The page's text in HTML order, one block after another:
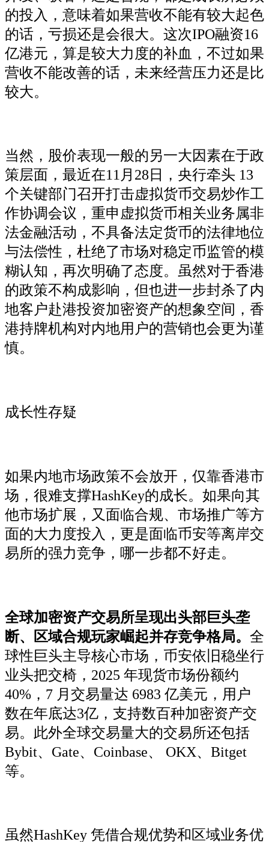
的投入，意味着如果营收不能有较大起色
的话，亏损还是会很大。这次IPO融资16
亿港元，算是较大力度的补血，不过如果
营收不能改善的话，未来经营压力还是比
较大。
当然，股价表现一般的另一大因素在于政
策层面，最近在11月28日，央行牵头 13
个关键部门召开打击虚拟货币交易炒作工
作协调会议，重申虚拟货币相关业务属非
法金融活动，不具备法定货币的法律地位
与法偿性，杜绝了市场对稳定币监管的模
糊认知，再次明确了态度。虽然对于香港
的政策不构成影响，但也进一步封杀了内
地客户赴港投资加密资产的想象空间，香
港持牌机构对内地用户的营销也会更为谨
慎。
成长性存疑
如果内地市场政策不会放开，仅靠香港市
场，很难支撑HashKey的成长。如果向其
他市场扩展，又面临合规、市场推广等方
面的大力度投入，更是面临币安等离岸交
易所的强力竞争，哪一步都不好走。
全球加密资产交易所呈现出头部巨头垄
断、区域合规玩家崛起并存竞争格局。 全
球性巨头主导核心市场，币安依旧稳坐行
业头把交椅，2025 年现货市场份额约
40%，7 月交易量达 6983 亿美元，用户
数在年底达3亿，支持数百种加密资产交
易。此外全球交易量大的交易所还包括
Bybit、Gate、Coinbase、 OKX、Bitget
等。
虽然HashKey 凭借合规优势和区域业务优